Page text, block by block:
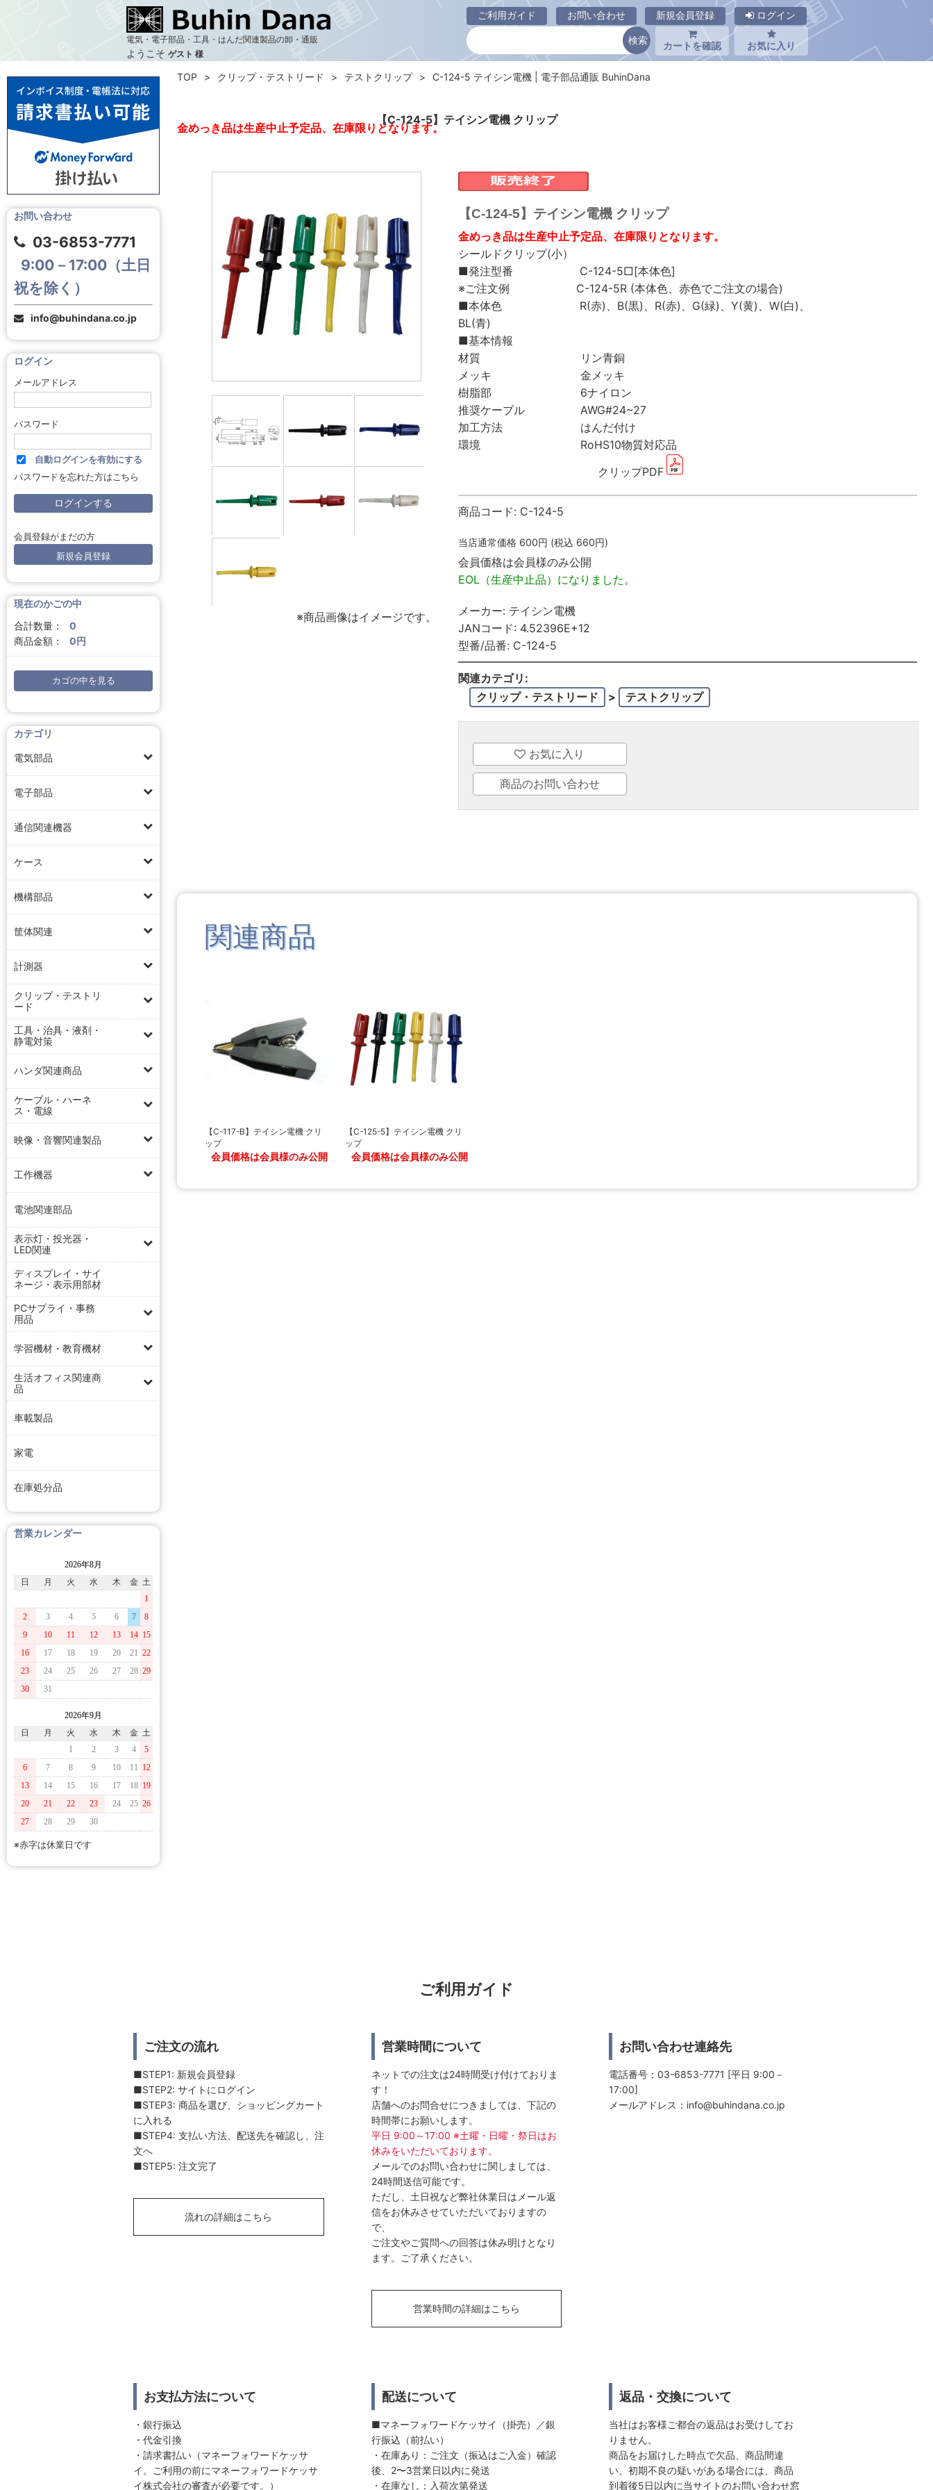
電気・電子部品・工具・はんだ関連製品の卸・通販
ようこそ ゲスト 様
ご利用ガイド お問い合わせ 新規会員登録 ログイン
カートを確認 お気に入り
【C-124-5】テイシン電機 クリップ
お問い合わせ
03-6853-7771
9:00－17:00（土日
祝を除く）
info@buhindana.co.jp
ログイン
メールアドレス
パスワード
自動ログインを有効にする
パスワードを忘れた方はこちら
会員登録がまだの方
新規会員登録
現在のかごの中
合計数量：
0
商品金額：
0円
カゴの中を見る
カテゴリ
電気部品
電子部品
通信関連機器
ケース
機構部品
筐体関連
計測器
クリップ・テストリ
ード
工具・治具・液剤・
静電対策
ハンダ関連商品
ケーブル・ハーネ
ス・電線
映像・音響関連製品
工作機器
電池関連部品
表示灯・投光器・
LED関連
ディスプレイ・サイ
ネージ・表示用部材
PCサプライ・事務
用品
学習機材・教育機材
生活オフィス関連商
品
車載製品
家電
在庫処分品
営業カレンダー
2026年8月
日
月 火 水 木 金 土
1
2
3 4 5 6 7
8
9
10 11 12 13 14 15
16
17 18 19 20 21 22
23
24 25 26 27 28 29
30
31
2026年9月
日
月 火 水 木 金 土
1
2 3 4
5
6
7 8 9 10 11 12
13
14 15 16 17 18 19
20
21 22 23 24 25 26
27
28 29 30
※赤字は休業日です
TOP クリップ・テストリード テストクリップ C-124-5 テイシン電機 | 電子部品通販 BuhinDana
金めっき品は生産中止予定品、在庫限りとなります。
※商品画像はイメージです。
【C-124-5】テイシン電機 クリップ
金めっき品は生産中止予定品、在庫限りとなります。
シールドクリップ(小）
■発注型番 C-124-5□[本体色]
※ご注文例 C-124-5R (本体色、赤色でご注文の場合)
■本体色 R(赤)、B(黒)、R(赤)、G(緑)、Y(黄)、W(白)、
BL(青)
■基本情報
材質 リン青銅
メッキ 金メッキ
樹脂部 6ナイロン
推奨ケーブル AWG#24~27
加工方法 はんだ付け
環境 RoHS10物質対応品
クリップPDF
商品コード: C-124-5
当店通常価格 600円 (税込 660円)
会員価格は会員様のみ公開
EOL（生産中止品）になりました。
メーカー: テイシン電機
JANコード: 4.52396E+12
型番/品番: C-124-5
関連カテゴリ:
クリップ・テストリード
> テストクリップ
お気に入り
商品のお問い合わせ
関連商品
【C-117-B】テイシン電機 クリ
ップ
会員価格は会員様のみ公開
【C-125-5】テイシン電機 クリ
ップ
会員価格は会員様のみ公開
ご利用ガイド
ご注文の流れ
■STEP1: 新規会員登録
■STEP2: サイトにログイン
■STEP3: 商品を選び、ショッピングカート
に入れる
■STEP4: 支払い方法、配送先を確認し、注
文へ
■STEP5: 注文完了
流れの詳細はこちら
営業時間について
ネットでの注文は24時間受け付けておりま
す！
店舗へのお問合せにつきましては、下記の
時間帯にお願いします。
平日 9:00～17:00 ※土曜・日曜・祭日はお
休みをいただいております。
メールでのお問い合わせに関しましては、
24時間送信可能です。
ただし、土日祝など弊社休業日はメール返
信をお休みさせていただいておりますの
で、
ご注文やご質問への回答は休み明けとなり
ます。ご了承ください。
営業時間の詳細はこちら
お問い合わせ連絡先
電話番号：03-6853-7771 [平日 9:00－
17:00]
メールアドレス： info@buhindana.co.jp
お支払方法について
・銀行振込
・代金引換
・請求書払い（マネーフォワードケッサ
イ。ご利用の前にマネーフォワードケッサ
イ株式会社の審査が必要です。）
配送について
■マネーフォワードケッサイ（掛売）／銀
行振込（前払い）
・在庫あり：ご注文（振込はご入金）確認
後、2〜3営業日以内に発送
・在庫なし：入荷次第発送
返品・交換について
当社はお客様ご都合の返品はお受けしてお
りません。
商品をお届けした時点で欠品、商品間違
い、初期不良の疑いがある場合には、商品
到着後5日以内に当サイトのお問い合わせ窓